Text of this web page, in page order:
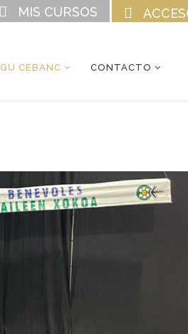
MIS CURSOS
GU CEBANC CONTACTO